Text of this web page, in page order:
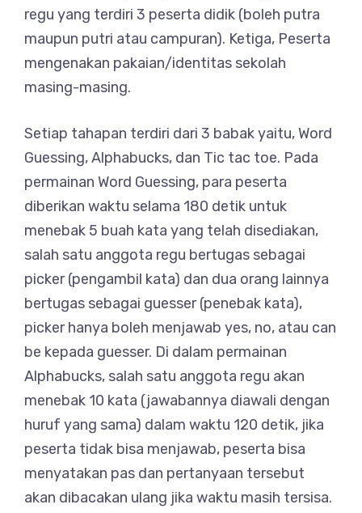
regu yang terdiri 3 peserta didik (boleh putra
maupun putri atau campuran). Ketiga, Peserta
mengenakan pakaian/identitas sekolah
masing-masing.
Setiap tahapan terdiri dari 3 babak yaitu, Word
Guessing, Alphabucks, dan Tic tac toe. Pada
permainan Word Guessing, para peserta
diberikan waktu selama 180 detik untuk
menebak 5 buah kata yang telah disediakan,
salah satu anggota regu bertugas sebagai
picker (pengambil kata) dan dua orang lainnya
bertugas sebagai guesser (penebak kata),
picker hanya boleh menjawab yes, no, atau can
be kepada guesser. Di dalam permainan
Alphabucks, salah satu anggota regu akan
menebak 10 kata (jawabannya diawali dengan
huruf yang sama) dalam waktu 120 detik, jika
peserta tidak bisa menjawab, peserta bisa
menyatakan pas dan pertanyaan tersebut
akan dibacakan ulang jika waktu masih tersisa.